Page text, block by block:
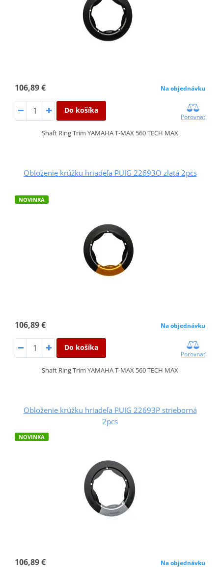
106,89 € Na objednávku
Do košíka
Porovnať
Shaft Ring Trim YAMAHA T-MAX 560 TECH MAX
Obloženie krúžku hriadeľa PUIG 22693O zlatá 2pcs
NOVINKA
106,89 € Na objednávku
Do košíka
Porovnať
Shaft Ring Trim YAMAHA T-MAX 560 TECH MAX
Obloženie krúžku hriadeľa PUIG 22693P strieborná
2pcs
NOVINKA
106,89 € Na objednávku